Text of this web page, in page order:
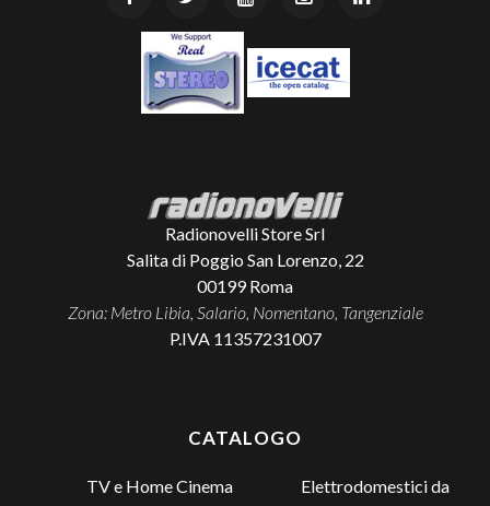
Radionovelli Store Srl
Salita di Poggio San Lorenzo, 22
00199 Roma
Zona: Metro Libia, Salario, Nomentano, Tangenziale
P.IVA 11357231007
CATALOGO
TV e Home Cinema
Elettrodomestici da